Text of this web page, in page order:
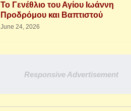
Το Γενέθλιο του Αγίου Ιωάννη
Προδρόμου και Βαπτιστού
June 24, 2026
Responsive Advertisement